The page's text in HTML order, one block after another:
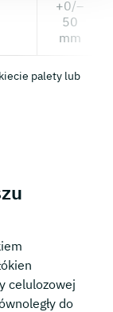
+0/–
50
mm
palety lub
celulozowej
do